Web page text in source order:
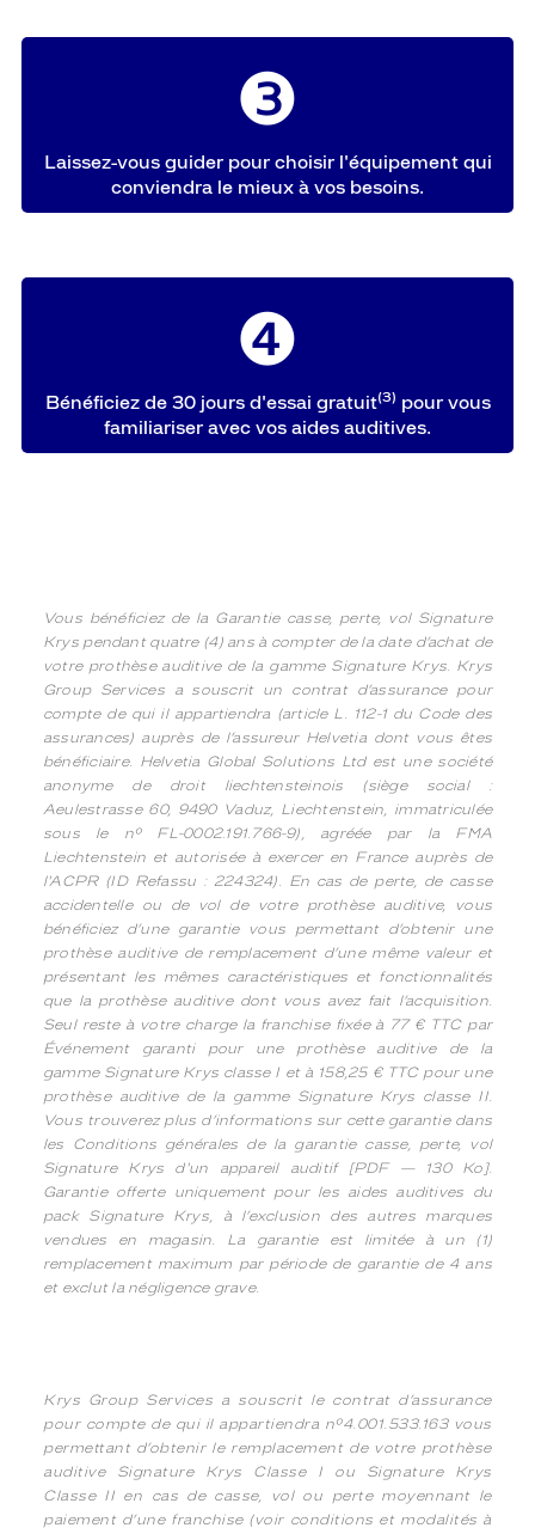
❸
Laissez-vous guider pour choisir l'équipement qui
conviendra le mieux à vos besoins.
❹
Bénéficiez de 30 jours d'essai gratuit(3) pour vous
familiariser avec vos aides auditives.
Vous bénéficiez de la Garantie casse, perte, vol Signature
Krys pendant quatre (4) ans à compter de la date d’achat de
votre prothèse auditive de la gamme Signature Krys. Krys
Group Services a souscrit un contrat d’assurance pour
compte de qui il appartiendra (article L. 112-1 du Code des
assurances) auprès de l’assureur Helvetia dont vous êtes
bénéficiaire. Helvetia Global Solutions Ltd est une société
anonyme de droit liechtensteinois (siège social :
Aeulestrasse 60, 9490 Vaduz, Liechtenstein, immatriculée
sous le n° FL-0002.191.766-9), agréée par la FMA
Liechtenstein et autorisée à exercer en France auprès de
l'ACPR (ID Refassu : 224324). En cas de perte, de casse
accidentelle ou de vol de votre prothèse auditive, vous
bénéficiez d’une garantie vous permettant d’obtenir une
prothèse auditive de remplacement d’une même valeur et
présentant les mêmes caractéristiques et fonctionnalités
que la prothèse auditive dont vous avez fait l’acquisition.
Seul reste à votre charge la franchise fixée à 77 € TTC par
Événement garanti pour une prothèse auditive de la
gamme Signature Krys classe I et à 158,25 € TTC pour une
prothèse auditive de la gamme Signature Krys classe II.
Vous trouverez plus d’informations sur cette garantie dans
les Conditions générales de la garantie casse, perte, vol
Signature Krys d'un appareil auditif [PDF — 130 Ko].
Garantie offerte uniquement pour les aides auditives du
pack Signature Krys, à l’exclusion des autres marques
vendues en magasin. La garantie est limitée à un (1)
remplacement maximum par période de garantie de 4 ans
et exclut la négligence grave.
Krys Group Services a souscrit le contrat d’assurance
pour compte de qui il appartiendra n°4.001.533.163 vous
permettant d’obtenir le remplacement de votre prothèse
auditive Signature Krys Classe I ou Signature Krys
Classe II en cas de casse, vol ou perte moyennant le
paiement d’une franchise (voir conditions et modalités à